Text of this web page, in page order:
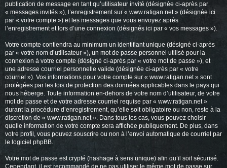
publication de message en tant qu’utilisateur invité (désignée ci-après par
« messages invités »), l’enregistrement sur « www.ratigan.net » (désignée ici
par « votre compte ») et les messages que vous envoyez après
l’enregistrement et lors d’une connexion (désignés ici par « vos messages »).
Votre compte contiendra au minimum un identifiant unique (désigné ci-après
par « votre nom d’utilisateur »), un mot de passe personnel utilisé pour la
connexion à votre compte (désigné ci-après par « votre mot de passe »), et
une adresse courriel personnelle valide (désignée ci-après par « votre
courriel »). Vos informations pour votre compte sur « www.ratigan.net » sont
protégées par les lois de protection des données applicables dans le pays qui
nous héberge. Toute information en-dehors de votre nom d’utilisateur, de votre
mot de passe et de votre adresse courriel requise par « www.ratigan.net »
durant la procédure d’enregistrement, qu’elle soit obligatoire ou non, reste à la
discrétion de « www.ratigan.net ». Dans tous les cas, vous pouvez choisir
quelle information de votre compte sera affichée publiquement. De plus, dans
votre profil, vous pouvez souscrire ou non à l’envoi automatique de courriel par
le logiciel phpBB.
Votre mot de passe est crypté (hashage à sens unique) afin qu’il soit sécurisé.
Cependant, il est recommandé de ne pas utiliser le même mot de passe sur